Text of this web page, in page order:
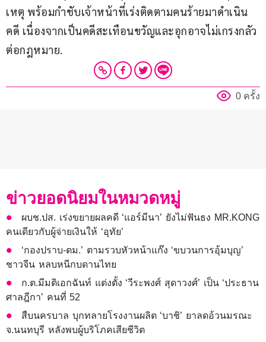
เหตุ พร้อมกำชับเจ้าหน้าที่เร่งติดตามคนร้ายมาดำเนิน
คดี เนื่องจากเป็นคดีสะเทือนขวัญและอุกอาจไม่เกรงกลัว
ต่อกฎหมาย.
0 ครั้ง
ข่าวยอดนิยมในหมวดหมู่
ผบช.ปส. เร่งขยายผลคดี ‘แอร์มีนา’ ยังไม่ฟันธง MR.KONG
คนเดียวกับผู้จ่ายเงินให้ ‘อุทัย’
‘กองปราบ-ตม.’ ตามรวบหัวหน้าแก๊ง ‘ขบวนการอุ้มบุญ’
ชาวจีน หลบหนีกบดานไทย
ก.ต.มีมติเอกฉันท์ แต่งตั้ง ‘วีระพงศ์ สุดาวงศ์’ เป็น ‘ประธาน
ศาลฎีกา’ คนที่ 52
สืบนครบาล บุกทลายโรงงานผลิต ‘บาชิ’ ยาลดอ้วนมรณะ
จ.นนทบุรี หลังพบผู้บริโภคเสียชีวิต